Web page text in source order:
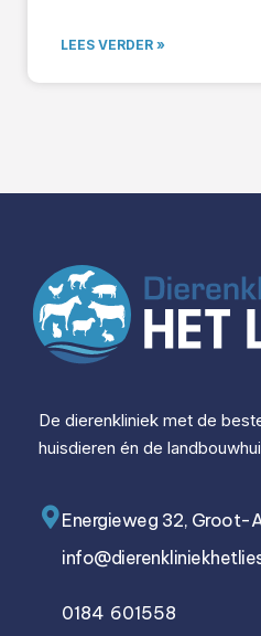
LEES VERDER »
De dierenkliniek met de
huisdieren én de
Energieweg 32, Groot-
0184 601558